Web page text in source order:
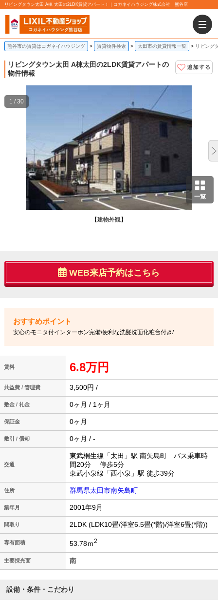
リビングタウン太田 A棟 太田の2LDK賃貸アパート！｜コガネイハウジング株式会社 熊谷店
熊谷市の賃貸はコガネイハウジング 賃貸物件検索 太田市の賃貸情報一覧 リビング
リビングタウン太田 A棟太田の2LDK賃貸アパートの
物件情報
一覧
【建物外観】
1 / 30
WEB来店予約はこちら
安心のモニタ付インターホン完備/便利な洗髪洗面化粧台付き/
賃料 6.8万円
共益費 / 管理費 3,500円 /
敷金 / 礼金 0ヶ月 / 1ヶ月
保証金 0ヶ月
敷引 / 償却 0ヶ月 / -
交通
東武桐生線「太田」駅 南矢島町 バス乗車時
間20分 停歩5分
東武小泉線「西小泉」駅 徒歩39分
住所 群馬県太田市南矢島町
築年月 2001年9月
間取り 2LDK (LDK10畳/洋室6.5畳(*階)/洋室6畳(*階))
専有面積 53.78ｍ2
主要採光面 南
設備・条件・こだわり